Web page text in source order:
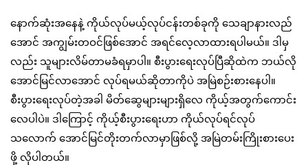
နောက်ဆုံးအနေနဲ့ ကိုယ်လုပ်မယ့်လုပ်ငန်းတစ်ခုကို သေချာနားလည်
အောင် အကျွမ်းတဝင်ဖြစ်အောင် အရင်လေ့လာထားရပါမယ်။ ဒါမှ
လည်း သူများလိမ်တာမခံရမှာပါ။ စီးပွားရေးလုပ်ပြီဆိုထဲက ဘယ်လို
အောင်မြင်လာအောင် လုပ်ရမယ်ဆိုတာကိုပဲ အမြဲစဉ်းစားနေပါ။
စီးပွားရေးလုပ်တဲ့အခါ မိတ်ဆွေများများရှိလေ ကိုယ့်အတွက်ကောင်း
လေပါပဲ။ ဒါကြောင့် ကိုယ့်စီးပွားရေးဟာ ကိုယ်လုပ်ရင်လုပ်
သလောက် အောင်မြင်တိုးတက်လာမှာဖြစ်လို့ အမြဲတမ်းကြိုးစားပေး
ဖို့ လိုပါတယ်။